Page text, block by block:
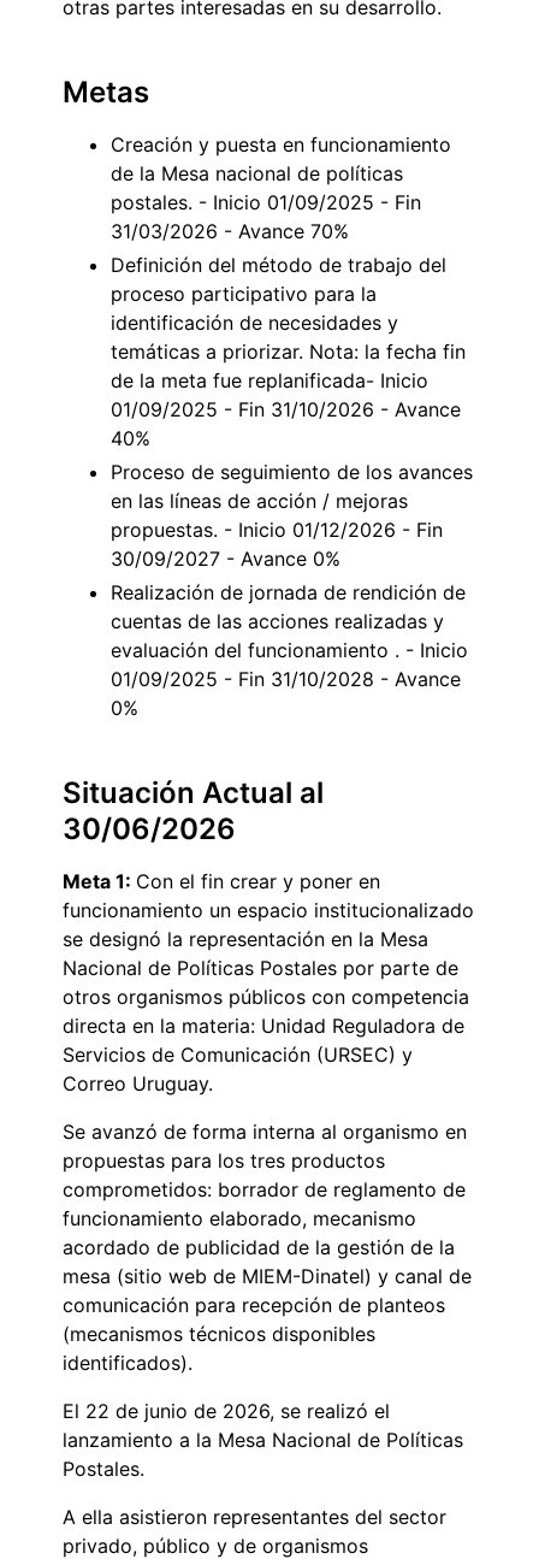
otras partes interesadas en su desarrollo.
Metas
Creación y puesta en funcionamiento
de la Mesa nacional de políticas
postales. - Inicio 01/09/2025 - Fin
31/03/2026 - Avance 70%
Definición del método de trabajo del
proceso participativo para la
identificación de necesidades y
temáticas a priorizar. Nota: la fecha fin
de la meta fue replanificada- Inicio
01/09/2025 - Fin 31/10/2026 - Avance
40%
Proceso de seguimiento de los avances
en las líneas de acción / mejoras
propuestas. - Inicio 01/12/2026 - Fin
30/09/2027 - Avance 0%
Realización de jornada de rendición de
cuentas de las acciones realizadas y
evaluación del funcionamiento . - Inicio
01/09/2025 - Fin 31/10/2028 - Avance
0%
Situación Actual al
30/06/2026
Meta 1: Con el fin crear y poner en
funcionamiento un espacio institucionalizado
se designó la representación en la Mesa
Nacional de Políticas Postales por parte de
otros organismos públicos con competencia
directa en la materia: Unidad Reguladora de
Servicios de Comunicación (URSEC) y
Correo Uruguay.
Se avanzó de forma interna al organismo en
propuestas para los tres productos
comprometidos: borrador de reglamento de
funcionamiento elaborado, mecanismo
acordado de publicidad de la gestión de la
mesa (sitio web de MIEM-Dinatel) y canal de
comunicación para recepción de planteos
(mecanismos técnicos disponibles
identificados).
El 22 de junio de 2026, se realizó el
lanzamiento a la Mesa Nacional de Políticas
Postales.
A ella asistieron representantes del sector
privado, público y de organismos